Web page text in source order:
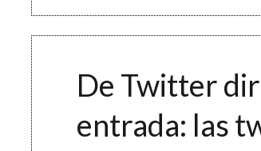
Listas
móviles:
herramientas
de
doble
filo
De Twitter
entrada: las